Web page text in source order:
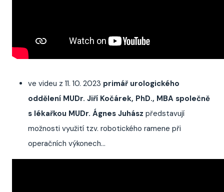
ve videu z 11. 10. 2023 primář urologického
oddělení MUDr. Jiří Kočárek, PhD., MBA společně
s lékařkou MUDr. Ágnes Juhász představují
možnosti využití tzv. robotického ramene při
operačních výkonech...